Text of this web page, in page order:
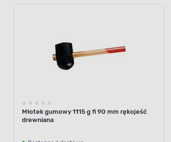
Młotek gumowy 1115 g fi 90 mm rękojeść
drewniana